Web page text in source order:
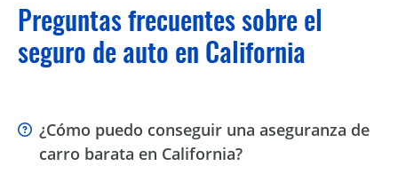
Preguntas frecuentes sobre el
seguro de auto en California
¿Cómo puedo conseguir una aseguranza de
carro barata en California?